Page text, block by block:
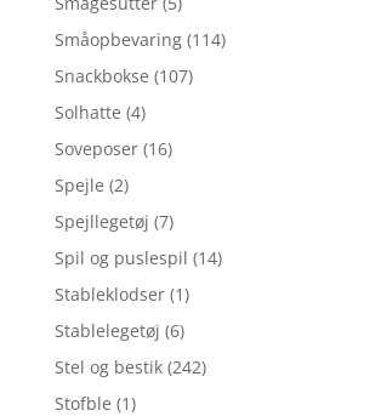
Småopbevaring (114)
Snackbokse (107)
Solhatte (4)
Soveposer (16)
Spejle (2)
Spejllegetøj (7)
Spil og puslespil (14)
Stableklodser (1)
Stablelegetøj (6)
Stel og bestik (242)
Stofble (1)